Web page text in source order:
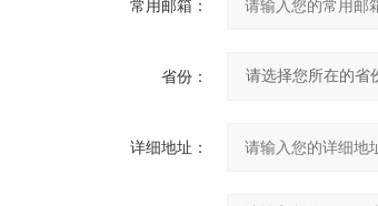
常用邮箱：
省份：
详细地址：